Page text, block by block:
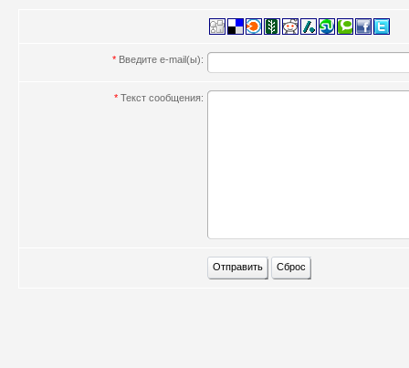
* Введите e-mail(ы):
* Текст сообщения: